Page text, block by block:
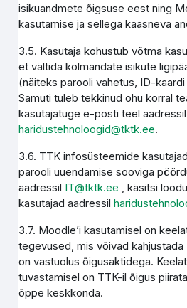
isikuandmete õigsuse eest ning
kasutamise ja sellega kaasneva
3.5. Kasutaja kohustub võtma
et vältida kolmandate isikute
(näiteks parooli vahetus, ID-
Samuti tuleb tekkinud ohu korral
kasutajatuge e-posti teel aadressil
haridustehnoloogid@tktk.ee.
3.6. TTK infosüsteemide
parooli uuendamise sooviga
aadressil IT@tktk.ee , käsitsi
kasutajad aadressil
3.7. Moodle’i kasutamisel on
tegevused, mis võivad kahjustada
on vastuolus õigusaktidega.
tuvastamisel on TTK-il õigus
õppe keskkonda.